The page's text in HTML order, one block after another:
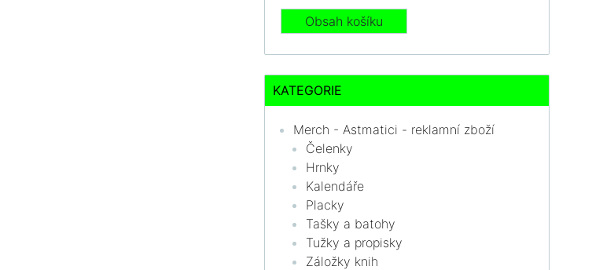
Obsah košíku
KATEGORIE
Merch - Astmatici - reklamní zboží
Čelenky
Hrnky
Kalendáře
Placky
Tašky a batohy
Tužky a propisky
Záložky knih